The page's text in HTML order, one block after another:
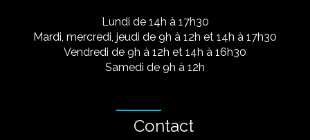
Lundi de 14h à 17h30
Mardi, mercredi, jeudi de 9h à 12h et 14h à 17h30
Vendredi de 9h à 12h et 14h à 16h30
Samedi de 9h à 12h
Contact